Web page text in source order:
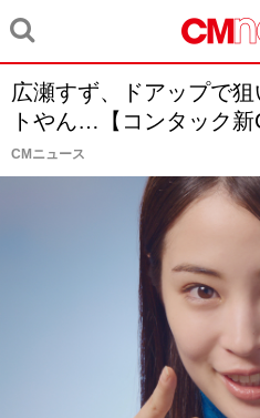
広瀬すず、ドアップで
トやん…【コンタック新
CMニュース